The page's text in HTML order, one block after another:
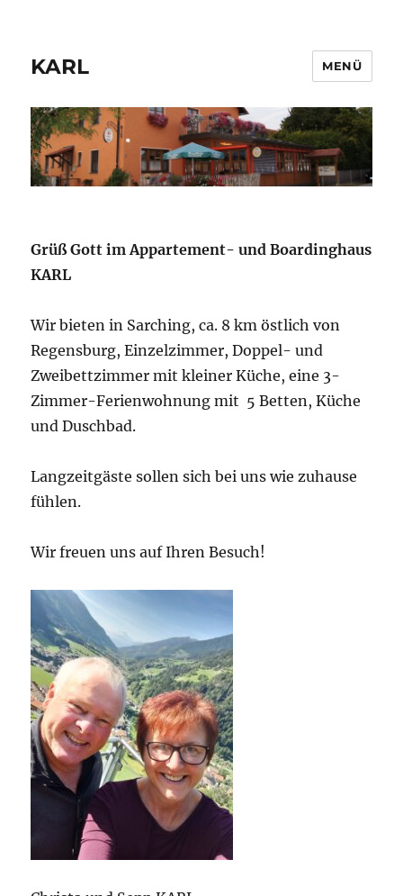
KARL MENÜ
Grüß Gott im Appartement- und Boardinghaus
KARL
Wir bieten in Sarching, ca. 8 km östlich von
Regensburg, Einzelzimmer, Doppel- und
Zweibettzimmer mit kleiner Küche, eine 3-
Zimmer-Ferienwohnung mit 5 Betten, Küche
und Duschbad.
Langzeitgäste sollen sich bei uns wie zuhause
fühlen.
Wir freuen uns auf Ihren Besuch!